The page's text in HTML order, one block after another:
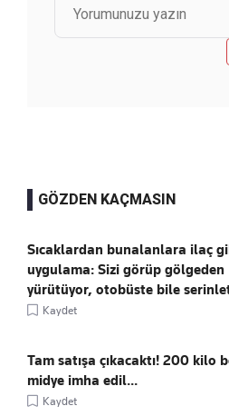
GÖZDEN KAÇMASIN
Sıcaklardan bunalanlara ilaç
uygulama: Sizi görüp gölgeden
yürütüyor, otobüste bile
Kaydet
Tam satışa çıkacaktı! 200 kilo
midye imha edil...
Kaydet